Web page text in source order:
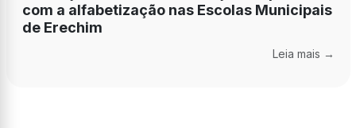
com a alfabetização nas Escolas Municipais
de Erechim
Leia mais →